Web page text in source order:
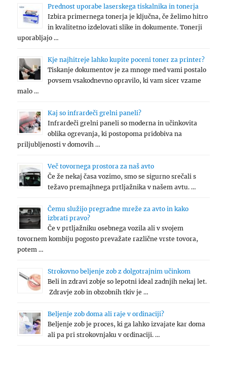
Prednost uporabe laserskega tiskalnika in tonerja
Izbira primernega tonerja je ključna, če želimo hitro
in kvalitetno izdelovati slike in dokumente. Tonerji
uporabljajo …
Kje najhitreje lahko kupite poceni toner za printer?
Tiskanje dokumentov je za mnoge med vami postalo
povsem vsakodnevno opravilo, ki vam sicer vzame
malo …
Kaj so infrardeči grelni paneli?
Infrardeči grelni paneli so moderna in učinkovita
oblika ogrevanja, ki postopoma pridobiva na
priljubljenosti v domovih …
Več tovornega prostora za naš avto
Če že nekaj časa vozimo, smo se sigurno srečali s
težavo premajhnega prtljažnika v našem avtu. …
Čemu služijo pregradne mreže za avto in kako
izbrati pravo?
Če v prtljažniku osebnega vozila ali v svojem
tovornem kombiju pogosto prevažate različne vrste tovora,
potem …
Strokovno beljenje zob z dolgotrajnim učinkom
Beli in zdravi zobje so lepotni ideal zadnjih nekaj let.
Zdravje zob in obzobnih tkiv je …
Beljenje zob doma ali raje v ordinaciji?
Beljenje zob je proces, ki ga lahko izvajate kar doma
ali pa pri strokovnjaku v ordinaciji. …